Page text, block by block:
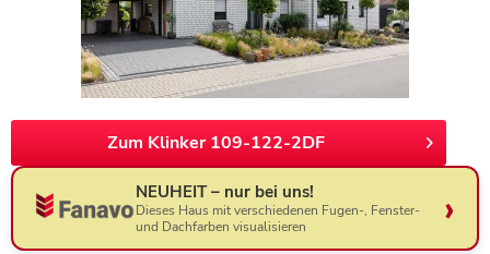
Zum Klinker 109-122-2DF
NEUHEIT – nur bei uns!
Dieses Haus mit verschiedenen Fugen-, Fenster-
und Dachfarben visualisieren